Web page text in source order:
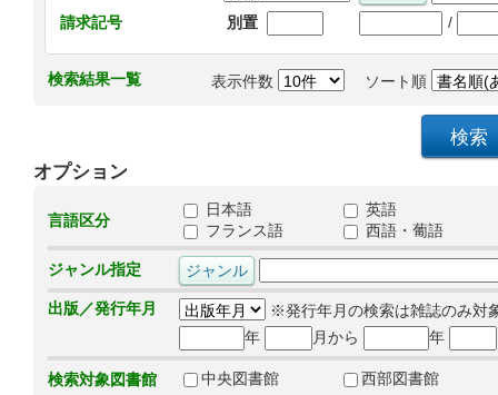
請求記号
別置 /
検索結果一覧 表示件数 ソート順
オプション
言語区分
日本語
英語
フランス語
西語・葡語
ジャンル指定
出版／発行年月
※発行年月の検索は雑誌のみ対
年
月から 年
検索対象図書館 中央図書館 西部図書館